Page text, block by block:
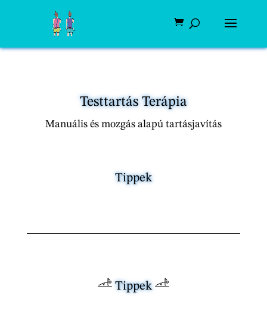
Testtartás Terápia
Manuális és mozgás alapú tartásjavítás
Tippek
Tippek